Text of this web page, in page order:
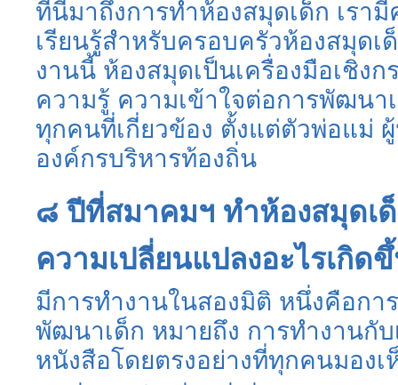
ทีนี้มาถึงการทำห้องสมุดเด็ก เรา
เรียนรู้สำหรับครอบครัวห้องสมุดเ
งานนี้ ห้องสมุดเป็นเครื่องมือเชิง
ความรู้ ความเข้าใจต่อการพัฒนา
ทุกคนที่เกี่ยวข้อง ตั้งแต่ตัวพ่อแม่
องค์กรบริหารท้องถิ่น
๘ ปีที่สมาคมฯ ทำห้องสมุดเ
ความเปลี่ยนแปลงอะไรเกิด
มีการทำงานในสองมิติ หนึ่งคือกา
พัฒนาเด็ก หมายถึง การทำงานกั
หนังสือโดยตรงอย่างที่ทุกคนมองเ